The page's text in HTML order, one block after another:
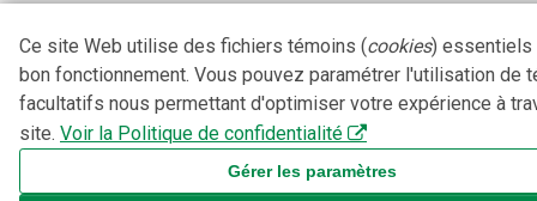
Ce site Web utilise des fichiers témoins (cookies) essentiels
bon fonctionnement. Vous pouvez paramétrer l'utilisation de
facultatifs nous permettant d'optimiser votre expérience à
site. Voir la Politique de confidentialité
Gérer les paramètres